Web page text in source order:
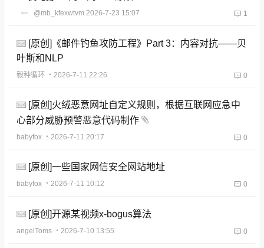
@mb_kfexwtvm 2026-7-23 15:07 1
[原创]《邮件钓鱼攻防工程》Part 3：内容对抗——贝
叶斯和NLP
毅种循环 ・2026-7-11 22:26 0
[原创]火绒恶意网址自定义规则，根据互联网应急中
心部分威胁预警恶意代码制作
babyfox ・2026-7-11 20:17 0
[原创]一些国家网信安全网站地址
babyfox ・2026-7-11 10:12 0
[原创]开源某视频x-bogus算法
angelToms ・2026-7-10 13:55 0